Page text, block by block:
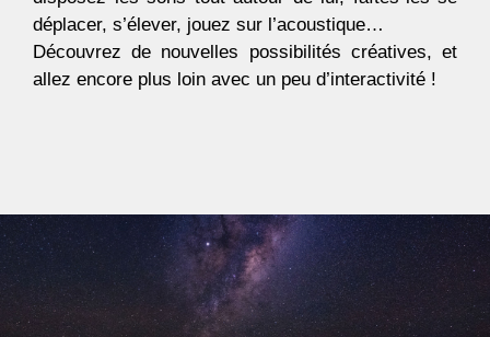
déplacer, s’élever, jouez sur l’acoustique…
Découvrez de nouvelles possibilités créatives, et
allez encore plus loin avec un peu d’interactivité !